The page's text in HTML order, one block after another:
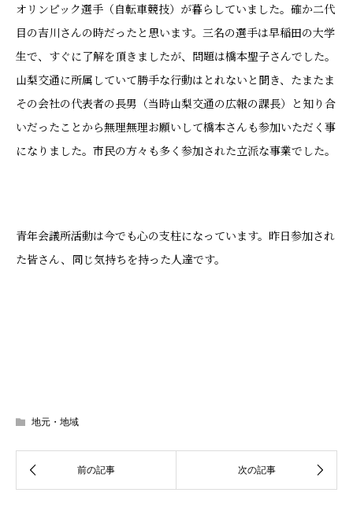
オリンピック選手（自転車競技）が暮らしていました。確か二代
目の吉川さんの時だったと思います。三名の選手は早稲田の大学
生で、すぐに了解を頂きましたが、問題は橋本聖子さんでした。
山梨交通に所属していて勝手な行動はとれないと聞き、たまたま
その会社の代表者の長男（当時山梨交通の広報の課長）と知り合
いだったことから無理無理お願いして橋本さんも参加いただく事
になりました。市民の方々も多く参加された立派な事業でした。
青年会議所活動は今でも心の支柱になっています。昨日参加され
た皆さん、同じ気持ちを持った人達です。
地元・地域